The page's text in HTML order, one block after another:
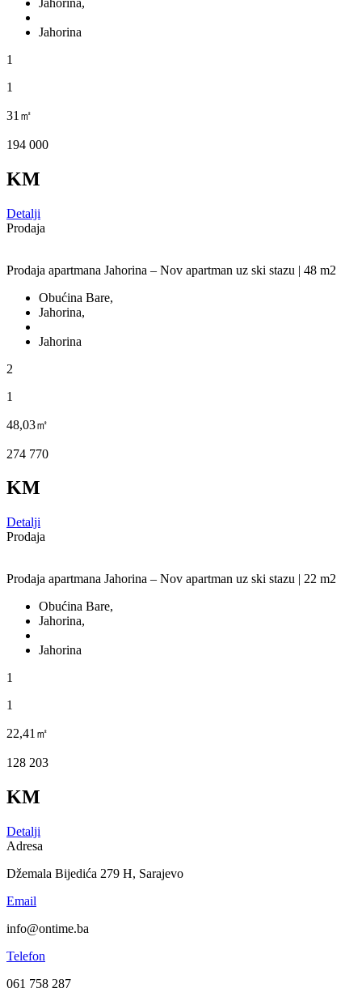
Jahorina
1
1
31㎡
194 000
KM
Detalji
Prodaja
Prodaja apartmana Jahorina – Nov apartman uz ski stazu | 48 m2
Obućina Bare,
Jahorina,
Jahorina
2
1
48,03㎡
274 770
KM
Detalji
Prodaja
Prodaja apartmana Jahorina – Nov apartman uz ski stazu | 22 m2
Obućina Bare,
Jahorina,
Jahorina
1
1
22,41㎡
128 203
KM
Detalji
Adresa
Džemala Bijedića 279 H, Sarajevo
Email
info@ontime.ba
Telefon
061 758 287